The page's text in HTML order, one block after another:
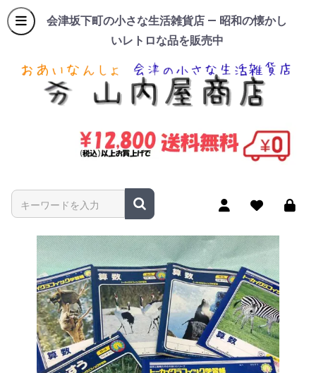
会津坂下町の小さな生活雑貨店 — 昭和の懐かし
いレトロな品を販売中
商品名やキーワードを入力